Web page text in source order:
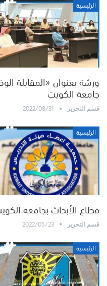
الرئيسية
ورشة بعنوان «المقابلة
جامعة الكويت
قسم التحرير 2022/08/31
الرئيسية
قطاع الأبحاث بجامعة
قسم التحرير 2022/05/23
الرئيسية